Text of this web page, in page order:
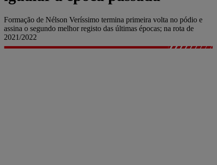
Formação de Nélson Veríssimo termina primeira volta no pódio e
assina o segundo melhor registo das últimas épocas; na rota de
2021/2022